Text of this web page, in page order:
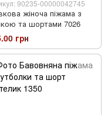
90235-00000042745
жіноча піжама з
та шортами 7026
грн